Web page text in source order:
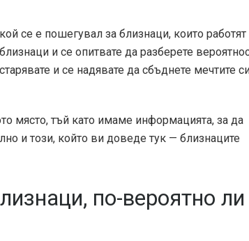
се е пошегувал за близнаци, които работят
и се опитвате да разберете
и се надявате да сбъднете мечтите
място, тъй като имаме информацията, за да
и този, който ви доведе тук — близнаците
по-вероятно ли